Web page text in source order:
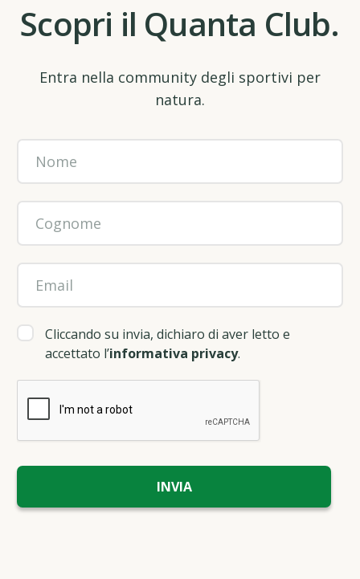
Scopri il Quanta Club.
Entra nella community degli sportivi per
natura.
Cliccando su invia, dichiaro di aver letto e
accettato l’informativa privacy.